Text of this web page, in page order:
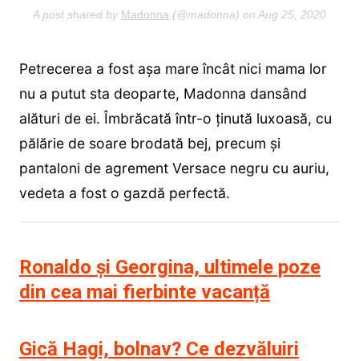
A post shared by Madonna (@madonna) on Aug 25, 2020 at
Petrecerea a fost așa mare încât nici mama lor
nu a putut sta deoparte, Madonna dansând
alături de ei. Îmbrăcată într-o ținută luxoasă, cu
pălărie de soare brodată bej, precum și
pantaloni de agrement Versace negru cu auriu,
vedeta a fost o gazdă perfectă.
Ronaldo și Georgina, ultimele poze
din cea mai fierbinte vacanță
Gică Hagi, bolnav? Ce dezvăluiri